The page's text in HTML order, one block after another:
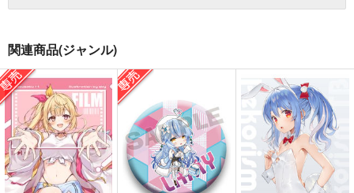
関連商品(ジャンル)